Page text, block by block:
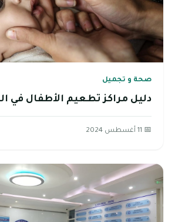
صحة و تجميل
دليل مراكز تطعيم الأطفال في
📅 11 أغسطس 2024